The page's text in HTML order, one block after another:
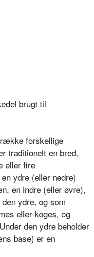
brugt til
forskellige
traditionelt en bred,
eller fire
ydre (eller nedre)
en indre (eller øvre),
ydre, og som
eller koges, og
den ydre beholder
base) er en